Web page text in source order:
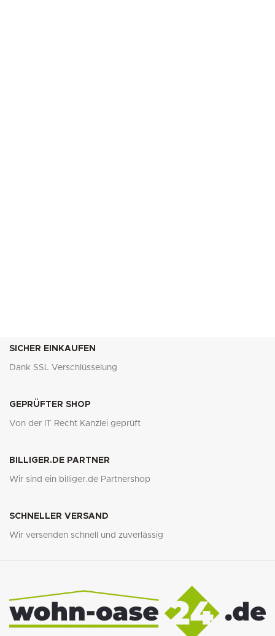
SICHER EINKAUFEN
Dank SSL Verschlüsselung
GEPRÜFTER SHOP
Von der IT Recht Kanzlei geprüft
BILLIGER.DE PARTNER
Wir sind ein billiger.de Partnershop
SCHNELLER VERSAND
Wir versenden schnell und zuverlässig